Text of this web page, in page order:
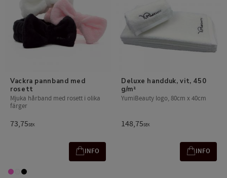
Vackra pannband med
rosett
Mjuka hårband med rosett i olika
färger
73,75SEK
INFO
Deluxe handduk, vit, 450
g/m²
YumiBeauty logo, 80cm x 40cm
148,75SEK
INFO